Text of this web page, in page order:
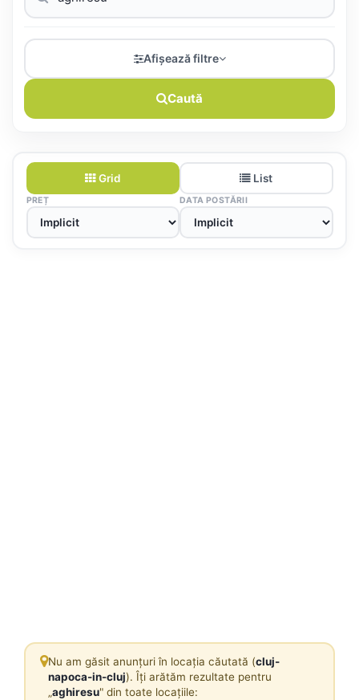
Afișează filtre
Caută
Grid List
PREȚ DATA POSTĂRII
Nu am găsit anunțuri în locația căutată (cluj-
napoca-in-cluj). Îți arătăm rezultate pentru
„aghiresu" din toate locațiile: